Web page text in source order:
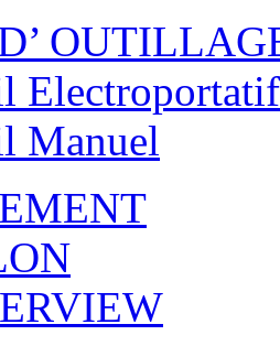
Electroportatif
Manuel